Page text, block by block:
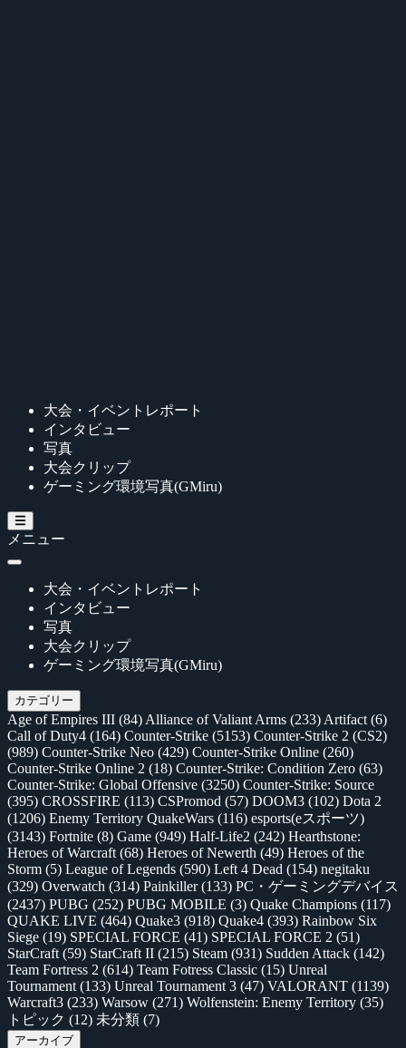
大会・イベントレポート
インタビュー
写真
大会クリップ
ゲーミング環境写真(GMiru)
メニュー
大会・イベントレポート
インタビュー
写真
大会クリップ
ゲーミング環境写真(GMiru)
カテゴリー
Age of Empires III (84) Alliance of Valiant Arms (233) Artifact (6)
Call of Duty4 (164) Counter-Strike (5153) Counter-Strike 2 (CS2)
(989) Counter-Strike Neo (429) Counter-Strike Online (260)
Counter-Strike Online 2 (18) Counter-Strike: Condition Zero (63)
Counter-Strike: Global Offensive (3250) Counter-Strike: Source
(395) CROSSFIRE (113) CSPromod (57) DOOM3 (102) Dota 2
(1206) Enemy Territory QuakeWars (116) esports(eスポーツ)
(3143) Fortnite (8) Game (949) Half-Life2 (242) Hearthstone:
Heroes of Warcraft (68) Heroes of Newerth (49) Heroes of the
Storm (5) League of Legends (590) Left 4 Dead (154) negitaku
(329) Overwatch (314) Painkiller(133) PC・ゲーミングデバイス
(2437) PUBG (252) PUBG MOBILE (3) Quake Champions (117)
QUAKE LIVE (464) Quake3 (918) Quake4 (393) Rainbow Six
Siege (19) SPECIAL FORCE (41) SPECIAL FORCE 2 (51)
StarCraft (59) StarCraft II (215) Steam (931) Sudden Attack (142)
Team Fortress 2 (614) Team Fotress Classic (15) Unreal
Tournament (133) Unreal Tournament 3 (47) VALORANT (1139)
Warcraft3 (233) Warsow (271) Wolfenstein: Enemy Territory (35)
トピック (12) 未分類 (7)
アーカイブ